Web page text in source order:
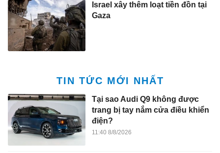
Israel xây thêm loạt tiền đồn tại
Gaza
TIN TỨC MỚI NHẤT
Tại sao Audi Q9 không được
trang bị tay nắm cửa điều khiển
điện?
11:40 8/8/2026